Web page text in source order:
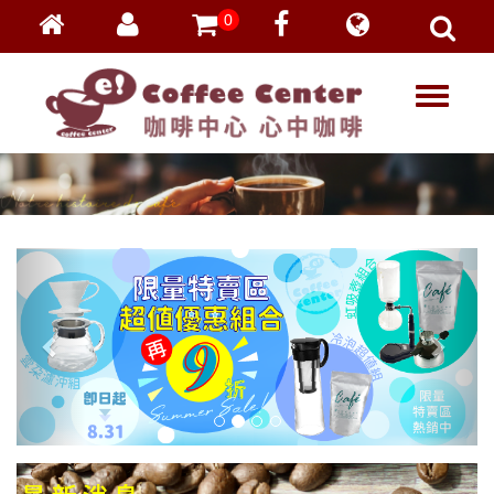
會員登入
忘記密碼
加入會員
VIP登入
VIP申請
0
T
l
e
a
v
i
g
a
t
i
o
n